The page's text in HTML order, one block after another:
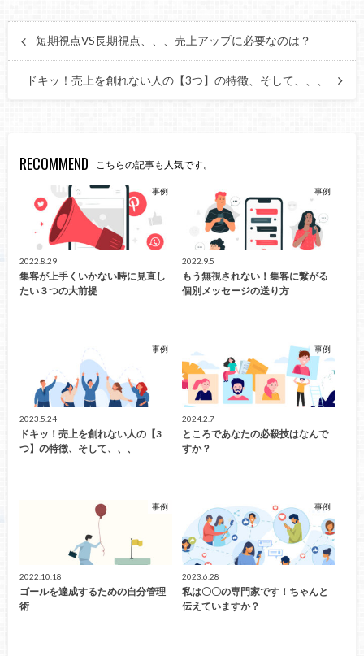
短期視点VS長期視点、、、売上アップに必要なのは？
ドキッ！売上を創れない人の【3つ】の特徴、そして、、、
RECOMMEND こちらの記事も人気です。
事例
2022.8.29
集客が上手くいかない時に見直し
たい３つの大前提
事例
2022.9.5
もう無視されない！集客に繋がる
個別メッセージの送り方
事例
2023.5.24
ドキッ！売上を創れない人の【3
つ】の特徴、そして、、、
事例
2024.2.7
ところであなたの必殺技はなんで
すか？
事例
2022.10.18
ゴールを達成するための自分管理
術
事例
2023.6.28
私は〇〇の専門家です！ちゃんと
伝えていますか？